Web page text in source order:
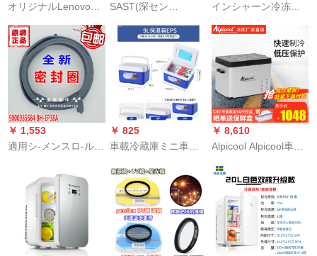
オリジナルLenovo
IBM THINKPAD 440
Pファン芯ノ-トパ-ト
CPU放熱ファン
SAST(深セン
SATA)22 L車載冷蔵庫
冷凍庫デジタル製法
版便利車家兼用化粧
品ミニ冷蔵冷凍寮自
動車用小型冷蔵庫冷
蔵庫冷蔵庫冷蔵蔵庫
22 Lダブコルアシャ
パンゴルド(進級)
インシャーン冷冻箱
に蔵されている电池
6397-FJZXレイン冷
蔵箱には、电池1セト
が内蔵されていま
す。
￥ 1,553
適用シ-メンスロ-ル洗
1020 TIdoアシ-ルリ
ング5584タイプロ
￥ 825
車載冷蔵庫ミニ車家
トラック寮小型冷蔵
庫冷凍9リットブラー
(5つの氷嚢＋2つの氷
晶箱)
￥ 8,610
Alpicool Alpicool車載
ット冷凍25 L-50 L冷
凍冷蔵12 V 24 Vトラ
ック自動車小冷蔵庫C
40リキッド兼用+ap
panel